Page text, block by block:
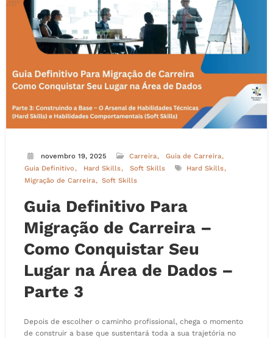
novembro 19, 2025 Carreira
Guia de Carreira
Guia Definitivo
Hard Skills Soft Skills
Hard Skills
Migração de Carreira
Soft Skills
Guia Definitivo Para
Migração de Carreira –
Como Conquistar Seu
Lugar na Área de Dados –
Parte 3
Depois de escolher o caminho profissional, chega o momento
de construir a base que sustentará toda a sua trajetória no